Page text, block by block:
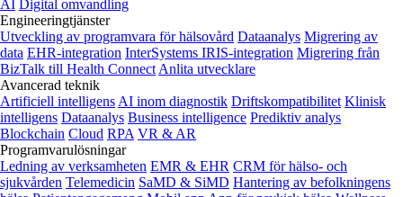
AI Digital omvandling
Engineeringtjänster
Utveckling av programvara för hälsovård Dataanalys Migrering av
data EHR-integration InterSystems IRIS-integration Migrering från
BizTalk till Health Connect Anlita utvecklare
Avancerad teknik
Artificiell intelligens AI inom diagnostik Driftskompatibilitet Klinisk
intelligens Dataanalys Business intelligence Prediktiv analys
Blockchain Cloud RPA VR & AR
Programvarulösningar
Ledning av verksamheten EMR & EHR CRM för hälso- och
sjukvården Telemedicin SaMD & SiMD Hantering av befolkningens